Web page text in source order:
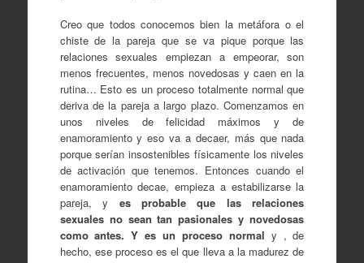
Creo que todos conocemos bien la metáfora o el
chiste de la pareja que se va pique porque las
relaciones sexuales empiezan a empeorar, son
menos frecuentes, menos novedosas y caen en la
rutina… Esto es un proceso totalmente normal que
deriva de la pareja a largo plazo. Comenzamos en
unos niveles de felicidad máximos y de
enamoramiento y eso va a decaer, más que nada
porque serían insostenibles físicamente los niveles
de activación que tenemos. Entonces cuando el
enamoramiento decae, empieza a estabilizarse la
pareja, y es probable que las relaciones
sexuales no sean tan pasionales y novedosas
como antes. Y es un proceso normal y , de
hecho, ese proceso es el que lleva a la madurez de